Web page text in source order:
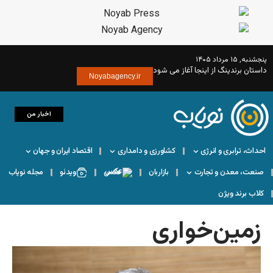
می شود Noyabagency.ir
کشاورزی و دامداری
اقتصاد ایران و جهان
بازاربان
عکس ویدئو مجله نویاب